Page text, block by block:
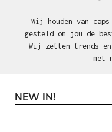
Wij houden van
gesteld om jou de
Wij zetten trends
met
Productgalerij overslaan
NEW IN!